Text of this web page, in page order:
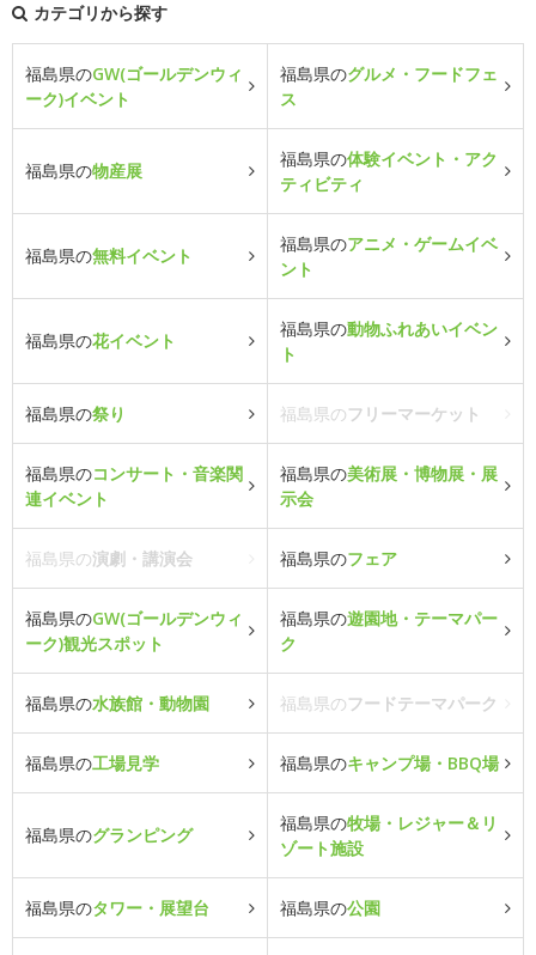
カテゴリから探す
福島県のGW(ゴールデンウィ
ーク)イベント
福島県のグルメ・フードフェ
ス
福島県の物産展
福島県の体験イベント・アク
ティビティ
福島県の無料イベント
福島県のアニメ・ゲームイベ
ント
福島県の花イベント
福島県の動物ふれあいイベン
ト
福島県の祭り 福島県のフリーマーケット
福島県のコンサート・音楽関
連イベント
福島県の美術展・博物展・展
示会
福島県の演劇・講演会 福島県のフェア
福島県のGW(ゴールデンウィ
ーク)観光スポット
福島県の遊園地・テーマパー
ク
福島県の水族館・動物園 福島県のフードテーマパーク
福島県の工場見学 福島県のキャンプ場・BBQ場
福島県のグランピング
福島県の牧場・レジャー＆リ
ゾート施設
福島県のタワー・展望台 福島県の公園